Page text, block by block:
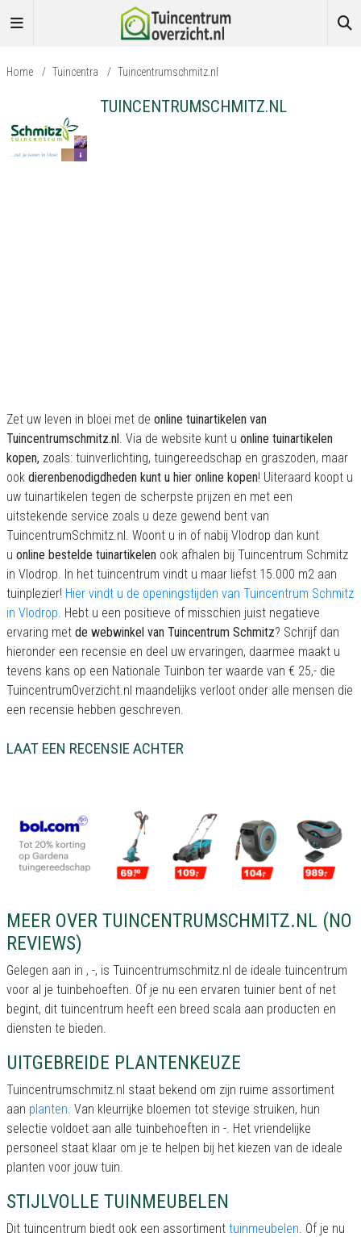
Home / Tuincentra / Tuincentrumschmitz.nl
TUINCENTRUMSCHMITZ.NL
Zet uw leven in bloei met de online tuinartikelen van
Tuincentrumschmitz.nl. Via de website kunt u online tuinartikelen
kopen, zoals: tuinverlichting, tuingereedschap en graszoden, maar
ook dierenbenodigdheden kunt u hier online kopen! Uiteraard koopt u
uw tuinartikelen tegen de scherpste prijzen en met een
uitstekende service zoals u deze gewend bent van
TuincentrumSchmitz.nl. Woont u in of nabij Vlodrop dan kunt
u online bestelde tuinartikelen ook afhalen bij Tuincentrum Schmitz
in Vlodrop. In het tuincentrum vindt u maar liefst 15.000 m2 aan
tuinplezier! Hier vindt u de openingstijden van Tuincentrum Schmitz
in Vlodrop. Hebt u een positieve of misschien juist negatieve
ervaring met de webwinkel van Tuincentrum Schmitz? Schrijf dan
hieronder een recensie en deel uw ervaringen, daarmee maakt u
tevens kans op een Nationale Tuinbon ter waarde van € 25,- die
TuincentrumOverzicht.nl maandelijks verloot onder alle mensen die
een recensie hebben geschreven.
LAAT EEN RECENSIE ACHTER
MEER OVER TUINCENTRUMSCHMITZ.NL (NO
REVIEWS)
Gelegen aan in , -, is Tuincentrumschmitz.nl de ideale tuincentrum
voor al je tuinbehoeften. Of je nu een ervaren tuinier bent of net
begint, dit tuincentrum heeft een breed scala aan producten en
diensten te bieden.
UITGEBREIDE PLANTENKEUZE
Tuincentrumschmitz.nl staat bekend om zijn ruime assortiment
aan planten. Van kleurrijke bloemen tot stevige struiken, hun
selectie voldoet aan alle tuinbehoeften in -. Het vriendelijke
personeel staat klaar om je te helpen bij het kiezen van de ideale
planten voor jouw tuin.
STIJLVOLLE TUINMEUBELEN
Dit tuincentrum biedt ook een assortiment tuinmeubelen. Of je nu